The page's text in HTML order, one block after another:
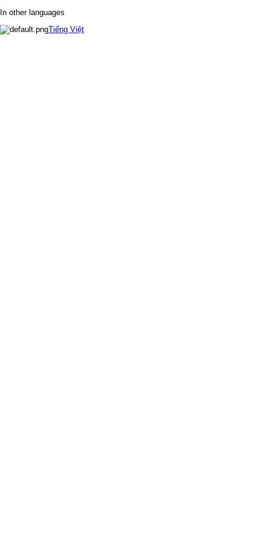
In other languages
Tiếng Việt